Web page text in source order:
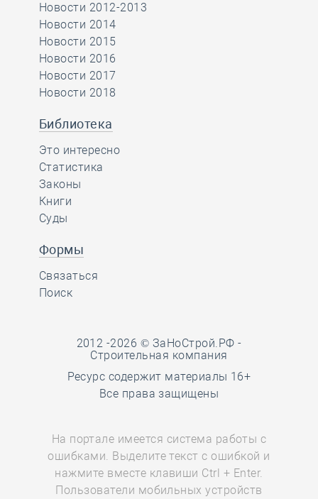
Новости 2012-2013
Новости 2014
Новости 2015
Новости 2016
Новости 2017
Новости 2018
Библиотека
Это интересно
Статистика
Законы
Книги
Суды
Формы
Связаться
Поиск
2012 -2026 © ЗаНоСтрой.РФ -
Строительная компания
Ресурс содержит материалы 16+
Все права защищены
На портале имеется система работы с
ошибками. Выделите текст с ошибкой и
нажмите вместе клавиши Ctrl + Enter.
Пользователи мобильных устройств